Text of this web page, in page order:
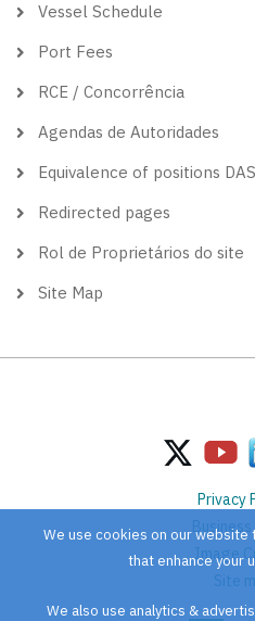
Vessel Schedule
Port Fees
RCE / Concorrência
Agendas de Autoridades
Equivalence of positions
Redirected pages
Rol de Proprietários do site
Site Map
Privacy
Business
Image
Site
We use cookies on our
that enhance your
We also use analytics &